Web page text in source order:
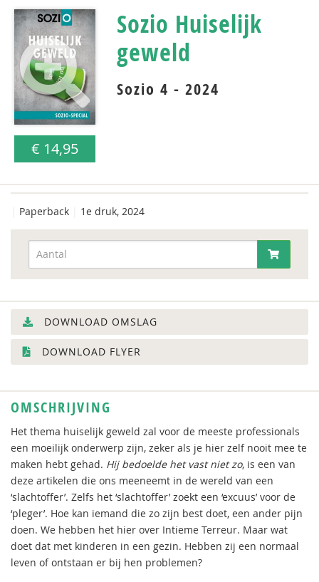
€ 14,95
Sozio Huiselijk
geweld
Sozio 4 - 2024
Paperback 1e druk, 2024
DOWNLOAD OMSLAG
DOWNLOAD FLYER
OMSCHRIJVING
Het thema huiselijk geweld zal voor de meeste professionals
een moeilijk onderwerp zijn, zeker als je hier zelf nooit mee te
maken hebt gehad. Hij bedoelde het vast niet zo, is een van
deze artikelen die ons meeneemt in de wereld van een
‘slachtoffer’. Zelfs het ‘slachtoffer’ zoekt een ‘excuus’ voor de
‘pleger’. Hoe kan iemand die zo zijn best doet, een ander pijn
doen. We hebben het hier over Intieme Terreur. Maar wat
doet dat met kinderen in een gezin. Hebben zij een normaal
leven of ontstaan er bij hen problemen?